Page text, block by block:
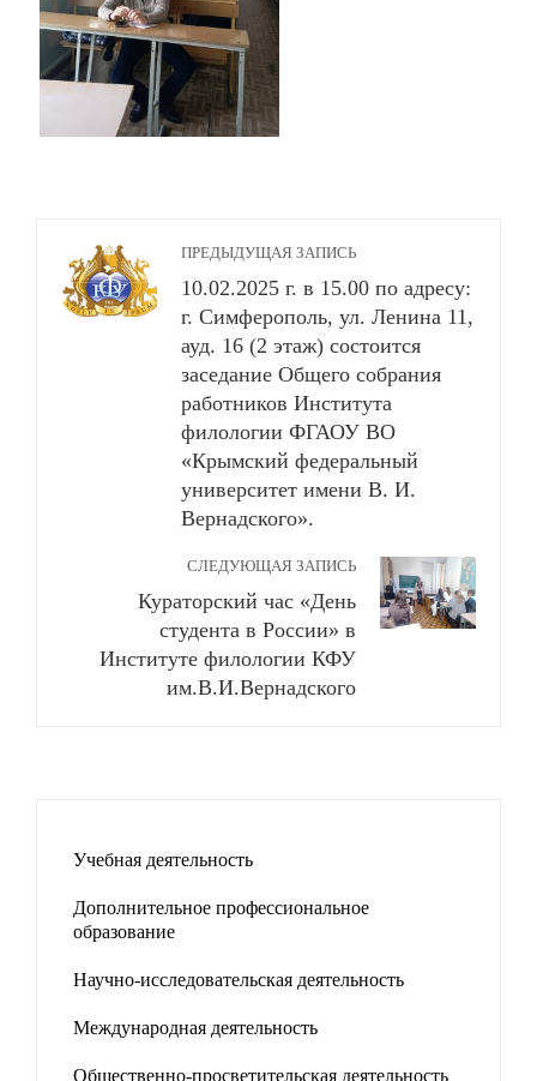
ПРЕДЫДУЩАЯ ЗАПИСЬ
10.02.2025 г. в 15.00 по адресу:
г. Симферополь, ул. Ленина 11,
ауд. 16 (2 этаж) состоится
заседание Общего собрания
работников Института
филологии ФГАОУ ВО
«Крымский федеральный
университет имени В. И.
Вернадского».
СЛЕДУЮЩАЯ ЗАПИСЬ
Кураторский час «День
студента в России» в
Институте филологии КФУ
им.В.И.Вернадского
Учебная деятельность
Дополнительное профессиональное
образование
Научно-исследовательская деятельность
Международная деятельность
Общественно-просветительская деятельность